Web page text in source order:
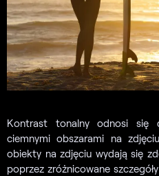
Kontrast tonalny odnosi się
ciemnymi obszarami na
obiekty na zdjęciu wydają się
poprzez zróżnicowane